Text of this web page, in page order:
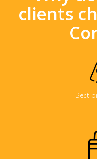
clients
Best